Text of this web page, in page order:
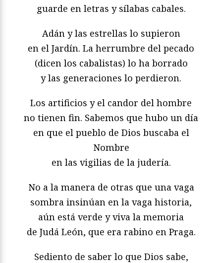
guarde en letras y sílabas cabales.
Adán y las estrellas lo supieron
en el Jardín. La herrumbre del pecado
(dicen los cabalistas) lo ha borrado
y las generaciones lo perdieron.
Los artificios y el candor del hombre
no tienen fin. Sabemos que hubo un día
en que el pueblo de Dios buscaba el
Nombre
en las vigilias de la judería.
No a la manera de otras que una vaga
sombra insinúan en la vaga historia,
aún está verde y viva la memoria
de Judá León, que era rabino en Praga.
Sediento de saber lo que Dios sabe,